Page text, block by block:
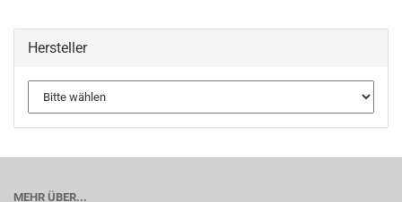
Hersteller
MEHR ÜBER...